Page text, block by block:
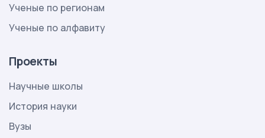
Ученые по регионам
Ученые по алфавиту
Проекты
Научные школы
История науки
Вузы